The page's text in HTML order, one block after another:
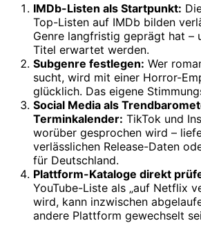
IMDb-Listen als Startpunkt:
Top-Listen auf IMDb bilden
Genre langfristig geprägt hat –
Titel erwartet werden.
Subgenre festlegen: Wer
sucht, wird mit einer Horror-
glücklich. Das eigene
Social Media als
Terminkalender: TikTok und
worüber gesprochen wird –
verlässlichen Release-Daten
für Deutschland.
Plattform-Kataloge direkt
YouTube-Liste als „auf Netflix
wird, kann inzwischen
andere Plattform gewechselt